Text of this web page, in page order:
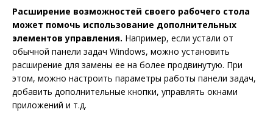
Расширение возможностей своего рабочего стола
может помочь использование дополнительных
элементов управления. Например, если устали от
обычной панели задач Windows, можно установить
расширение для замены ее на более продвинутую. При
этом, можно настроить параметры работы панели задач,
добавить дополнительные кнопки, управлять окнами
приложений и т.д.